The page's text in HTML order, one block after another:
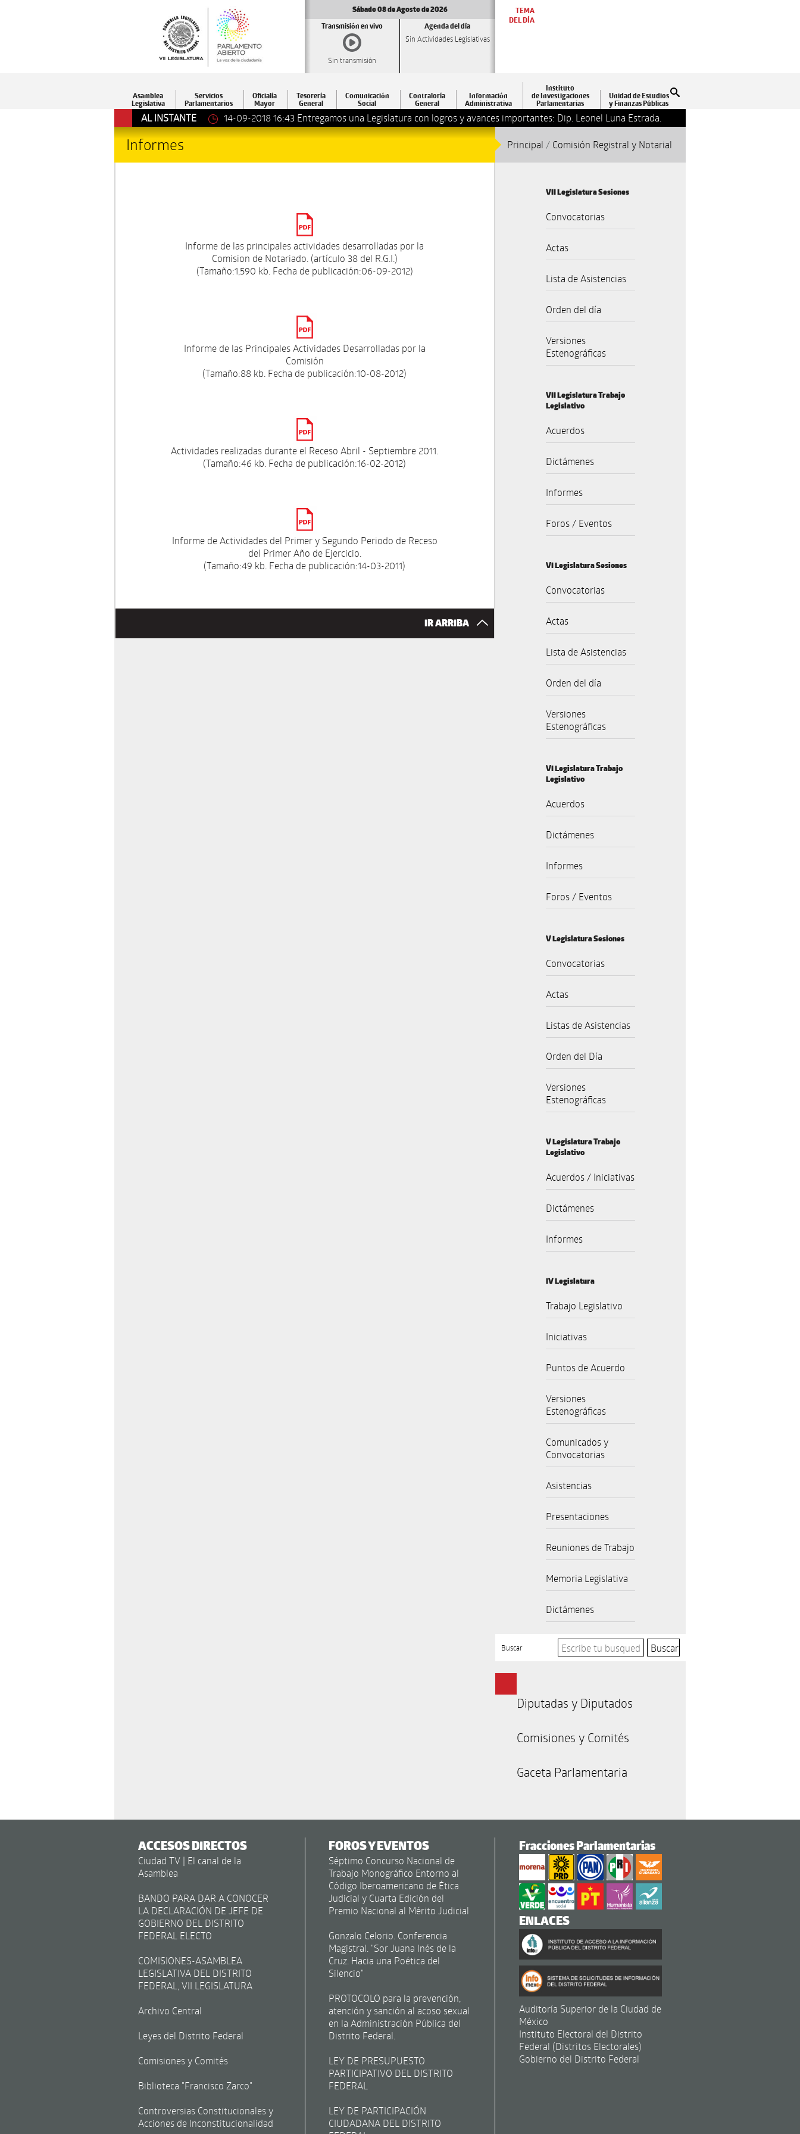
Sábado 08 de Agosto de 2026
Transmisión en vivo
Sin transmisión
Agenda del día
Sin Actividades Legislativas
TEMA
DEL DÍA
Asamblea
Legislativa
Servicios
Parlamentarios
Oficialía
Mayor
Tesorería
General
Comunicación
Social
Contraloría
General
Información
Administrativa
Instituto
de Investigaciones
Parlamentarias
Unidad de Estudios
y Finanzas Públicas
AL INSTANTE 14-09-2018 16:43 Entregamos una Legislatura con logros y avances importantes: Dip. Leonel Luna Estrada.
Informes Principal / Comisión Registral y Notarial
Informe de las principales actividades desarrolladas por la
Comision de Notariado. (artículo 38 del R.G.I.)
(Tamaño:1,590 kb. Fecha de publicación:06-09-2012)
Informe de las Principales Actividades Desarrolladas por la
Comisión
(Tamaño:88 kb. Fecha de publicación:10-08-2012)
Actividades realizadas durante el Receso Abril - Septiembre 2011.
(Tamaño:46 kb. Fecha de publicación:16-02-2012)
Informe de Actividades del Primer y Segundo Periodo de Receso
del Primer Año de Ejercicio.
(Tamaño:49 kb. Fecha de publicación:14-03-2011)
IR ARRIBA
VII Legislatura Sesiones
Convocatorias
Actas
Lista de Asistencias
Orden del día
Versiones
Estenográficas
VII Legislatura Trabajo
Legislativo
Acuerdos
Dictámenes
Informes
Foros / Eventos
VI Legislatura Sesiones
Convocatorias
Actas
Lista de Asistencias
Orden del día
Versiones
Estenográficas
VI Legislatura Trabajo
Legislativo
Acuerdos
Dictámenes
Informes
Foros / Eventos
V Legislatura Sesiones
Convocatorias
Actas
Listas de Asistencias
Orden del Día
Versiones
Estenográficas
V Legislatura Trabajo
Legislativo
Acuerdos / Iniciativas
Dictámenes
Informes
IV Legislatura
Trabajo Legislativo
Iniciativas
Puntos de Acuerdo
Versiones
Estenográficas
Comunicados y
Convocatorias
Asistencias
Presentaciones
Reuniones de Trabajo
Memoria Legislativa
Dictámenes
Buscar
Diputadas y Diputados
Comisiones y Comités
Gaceta Parlamentaria
ACCESOS DIRECTOS
Ciudad TV | El canal de la
Asamblea
BANDO PARA DAR A CONOCER
LA DECLARACIÓN DE JEFE DE
GOBIERNO DEL DISTRITO
FEDERAL ELECTO
COMISIONES-ASAMBLEA
LEGISLATIVA DEL DISTRITO
FEDERAL, VII LEGISLATURA
Archivo Central
Leyes del Distrito Federal
Comisiones y Comités
Biblioteca "Francisco Zarco"
Controversias Constitucionales y
Acciones de Inconstitucionalidad
FOROS Y EVENTOS
Séptimo Concurso Nacional de
Trabajo Monográfico Entorno al
Código Iberoamericano de Ética
Judicial y Cuarta Edición del
Premio Nacional al Mérito Judicial
Gonzalo Celorio. Conferencia
Magistral. "Sor Juana Inés de la
Cruz. Hacia una Poética del
Silencio"
PROTOCOLO para la prevención,
atención y sanción al acoso sexual
en la Administración Pública del
Distrito Federal.
LEY DE PRESUPUESTO
PARTICIPATIVO DEL DISTRITO
FEDERAL
LEY DE PARTICIPACIÓN
CIUDADANA DEL DISTRITO
Fracciones Parlamentarias
ENLACES
Auditoría Superior de la Ciudad de
México
Instituto Electoral del Distrito
Federal (Distritos Electorales)
Gobierno del Distrito Federal